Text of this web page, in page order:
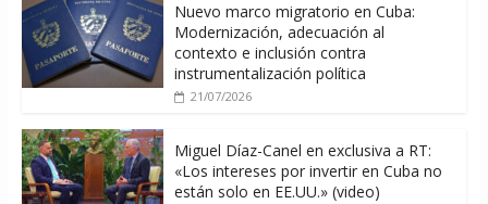
Nuevo marco migratorio en Cuba:
Modernización, adecuación al
contexto e inclusión contra
instrumentalización política
21/07/2026
Miguel Díaz-Canel en exclusiva a RT:
«Los intereses por invertir en Cuba no
están solo en EE.UU.» (video)